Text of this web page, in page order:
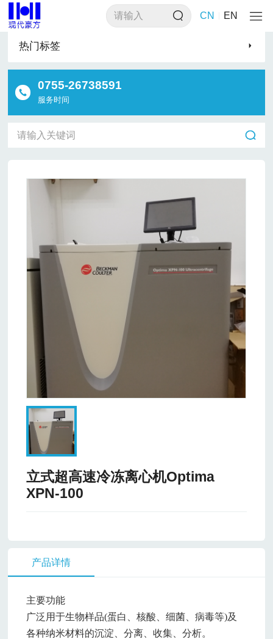
CN EN
首页 > 产品类别 实验室设备 > 离心机
热门标签
0755-26738591
服务时间
立式超高速冷冻离心机Optima
XPN-100
产品详情
主要功能
广泛用于生物样品(蛋白、核酸、细菌、病毒等)及
各种纳米材料的沉淀、分离、收集、分析。